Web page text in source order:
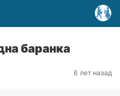
баранка
6 лет назад